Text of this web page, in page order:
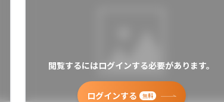
閲覧するにはログインする必要があります。
ログインする 無料